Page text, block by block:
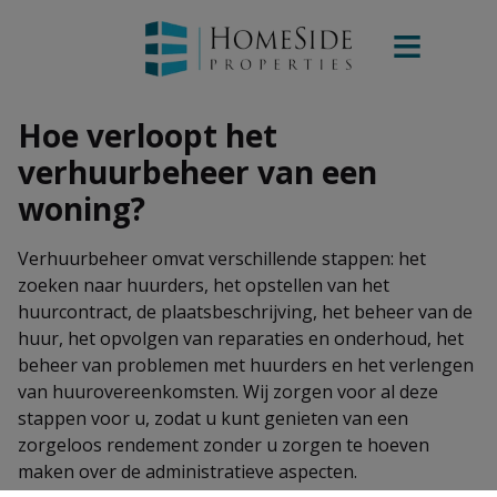
Hoe verloopt het
verhuurbeheer van een
woning?
Verhuurbeheer omvat verschillende stappen: het
zoeken naar huurders, het opstellen van het
huurcontract, de plaatsbeschrijving, het beheer van de
huur, het opvolgen van reparaties en onderhoud, het
beheer van problemen met huurders en het verlengen
van huurovereenkomsten. Wij zorgen voor al deze
stappen voor u, zodat u kunt genieten van een
zorgeloos rendement zonder u zorgen te hoeven
maken over de administratieve aspecten.